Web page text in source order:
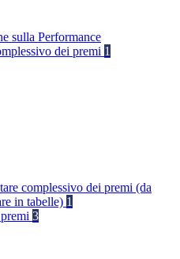
sulla Performance
dei premi 1
complessivo dei premi (da
in tabelle) 1
3